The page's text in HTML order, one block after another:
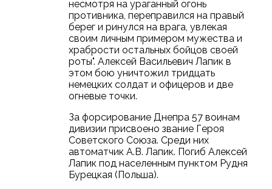
несмотря на ураганный огонь
противника, переправился на правый
берег и ринулся на врага, увлекая
своим личным примером мужества и
храбрости остальных бойцов своей
роты". Алексей Васильевич Лапик в
этом бою уничтожил тридцать
немецких солдат и офицеров и две
огневые точки.
За форсирование Днепра 57 воинам
дивизии присвоено звание Героя
Советского Союза. Среди них
автоматчик А.В. Лапик. Погиб Алексей
Лапик под населенным пунктом Рудня
Бурецкая (Польша).